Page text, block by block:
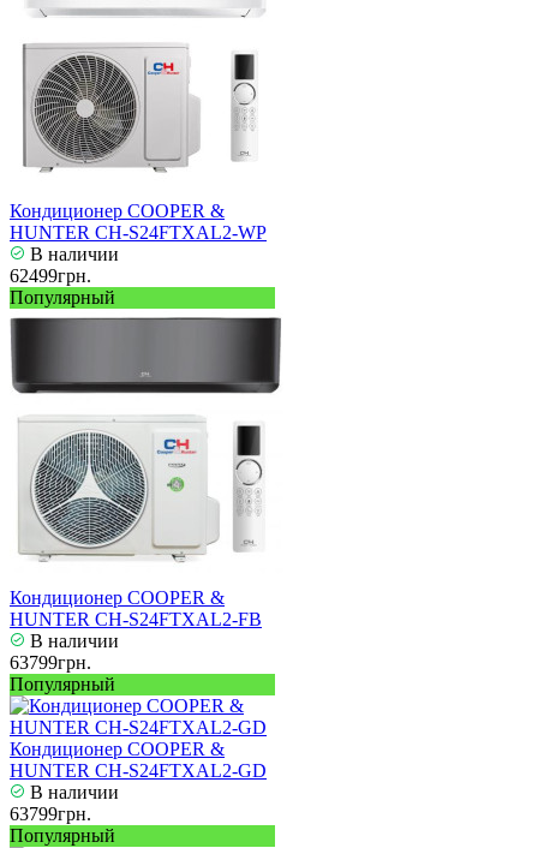
Кондиционер COOPER &
HUNTER CH-S24FTXAL2-WP
В наличии
62499грн.
Популярный
Кондиционер COOPER &
HUNTER CH-S24FTXAL2-FB
В наличии
63799грн.
Популярный
Кондиционер COOPER &
HUNTER CH-S24FTXAL2-GD
В наличии
63799грн.
Популярный